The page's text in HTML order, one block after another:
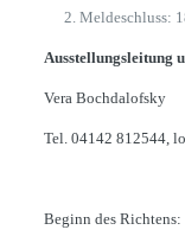
Meldeschluss:
Ausstellungsleitung
Vera Bochdalofsky
Tel. 04142 812544,
Beginn des